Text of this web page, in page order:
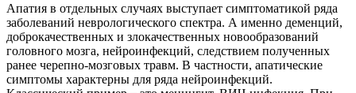
Апатия в отдельных случаях выступает симптоматикой ряда
заболеваний неврологического спектра. А именно деменций,
доброкачественных и злокачественных новообразований
головного мозга, нейроинфекций, следствием полученных
ранее черепно-мозговых травм. В частности, апатические
симптомы характерны для ряда нейроинфекций.